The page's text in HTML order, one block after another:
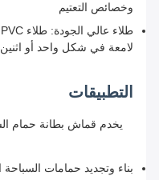
وخصائص التعتيم
لامعة في شكل واحد أو
التطبيقات
بناء وتجديد حمامات السباحة